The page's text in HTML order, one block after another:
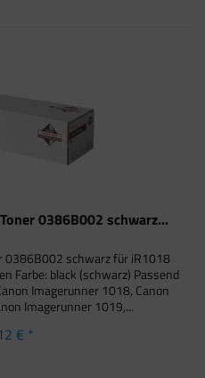
0386B002 schwarz...
0386B002 schwarz für iR1018
Farbe: black (schwarz) Passend
Imagerunner 1018, Canon
Imagerunner 1019,...
€ *